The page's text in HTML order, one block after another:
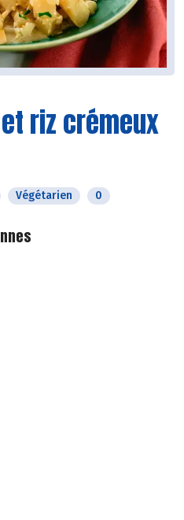
riz crémeux
Végétarien 0